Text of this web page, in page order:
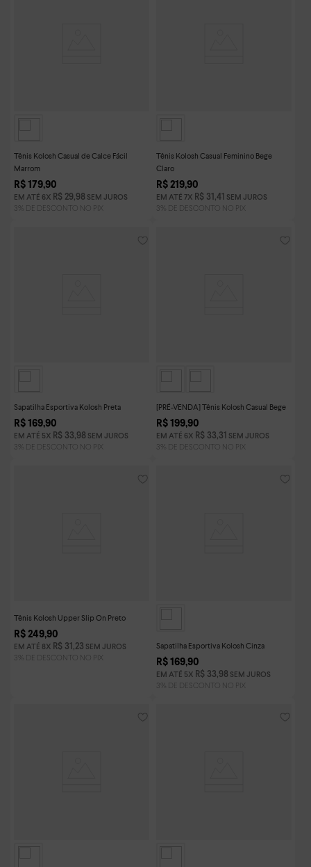
Tênis Kolosh Casual de Calce Fácil
Marrom
R$ 179,90
EM ATÉ 6X R$ 29,98 SEM JUROS
Tênis Kolosh Casual Feminino Bege
Claro
R$ 219,90
EM ATÉ 7X R$ 31 ,41 SEM JUROS
Sapatilha Esportiva Kolosh Preta
R$ 169,90
EM ATÉ 5 X R$ 33,98 SEM JUROS
[PRÉ-VENDA] Tênis Kolosh Casual Bege
R$ 199,90
EM ATÉ 6X R$ 33,31 SEM JUROS
Tênis Kolosh Upper Slip On Preto
R$ 249,90
EM ATÉ 8 X R$ 31 ,23 SEM JUROS
Sapatilha Esportiva Kolosh Cinza
R$ 169,90
EM ATÉ 5 X R$ 33,98 SEM JUROS